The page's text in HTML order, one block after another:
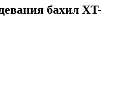
бахил XT-